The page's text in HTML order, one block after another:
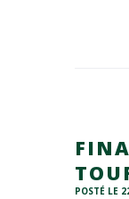
POSTÉ LE